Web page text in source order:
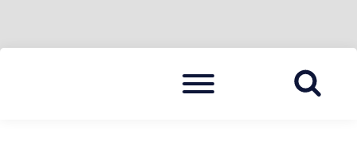
Menu